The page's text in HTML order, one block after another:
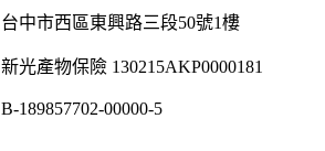
台中市西區東興路三段50號1樓
新光產物保險 130215AKP0000181
B-189857702-00000-5